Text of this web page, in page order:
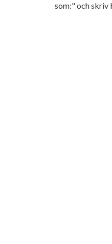
som:" och skriv